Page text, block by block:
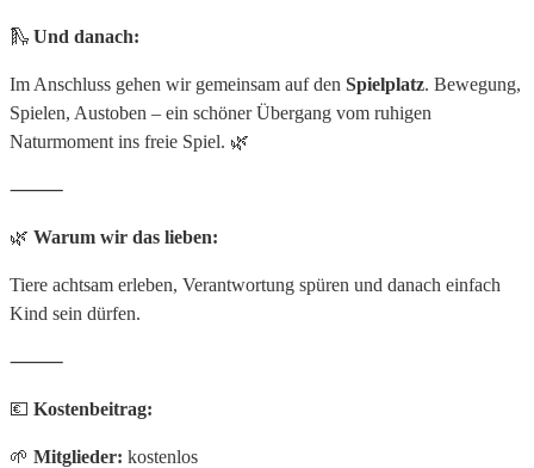
🛝 Und danach:
Im Anschluss gehen wir gemeinsam auf den Spielplatz. Bewegung,
Spielen, Austoben – ein schöner Übergang vom ruhigen
Naturmoment ins freie Spiel. 🌿
⸻
🌿 Warum wir das lieben:
Tiere achtsam erleben, Verantwortung spüren und danach einfach
Kind sein dürfen.
⸻
💶 Kostenbeitrag:
🌱 Mitglieder: kostenlos